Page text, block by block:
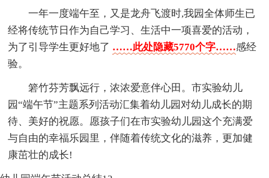
一年一度端午至，又是龙舟飞渡时,我园全体师生已
经将传统节日作为自己学习、生活中一项喜爱的活动，
为了引导学生更好地了 ……此处隐藏5770个字……感经
验。
箬竹芬芳飘远行，浓浓爱意伴心田。市实验幼儿
园“端午节”主题系列活动汇集着幼儿园对幼儿成长的期
待、美好的祝愿。愿孩子们在市实验幼儿园这个充满爱
与自由的幸福乐园里，伴随着传统文化的滋养，更加健
康茁壮的成长!